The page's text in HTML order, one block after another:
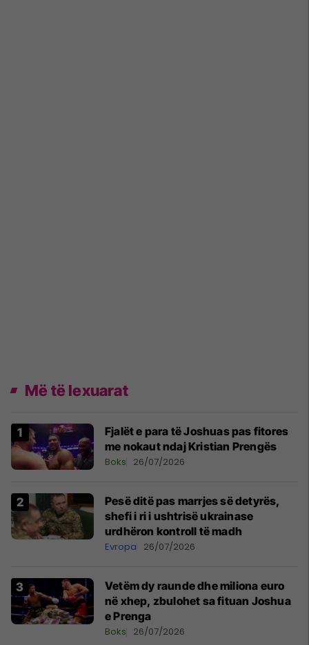
Më të lexuarat
Fjalët e para të Joshuas pas fitores
me nokaut ndaj Kristian Prengës
Boks 26/07/2026
Pesë ditë pas marrjes së detyrës,
shefi i ri i ushtrisë ukrainase
urdhëron kontroll të madh
Evropa 26/07/2026
Vetëm dy raunde dhe miliona euro
në xhep, zbulohet sa fituan Joshua
e Prenga
Boks 26/07/2026